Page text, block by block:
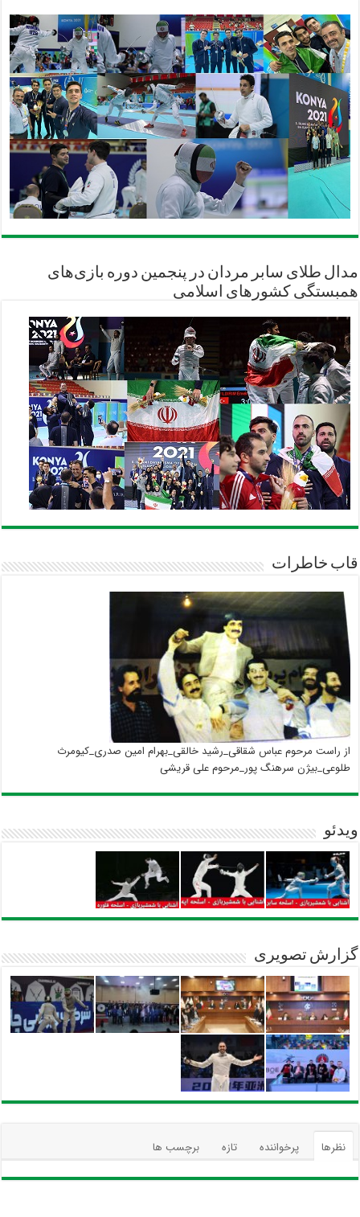
مدال طلای سابر مردان در پنجمین دوره بازی‌های
همبستگی کشورهای اسلامی
قاب خاطرات
از راست مرحوم عباس شقاقی_رشید خالقی_بهرام امین صدری_کیومرث
طلوعی_بیژن سرهنگ پور_مرحوم علی قریشی
ویدئو
گزارش تصویری
نظرها پرخواننده تازه برچسب ها